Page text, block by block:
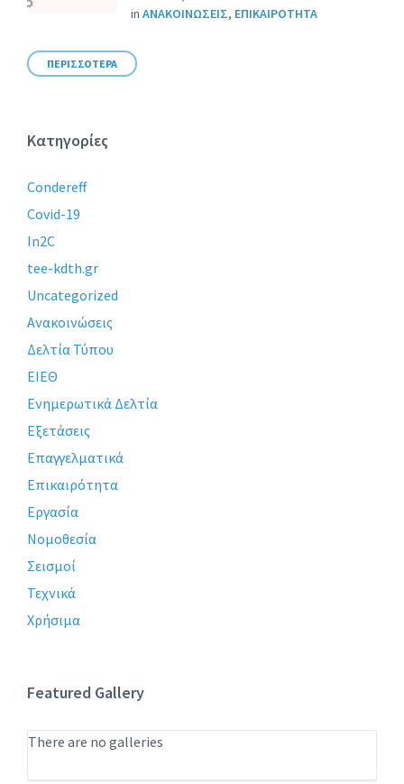
in ΑΝΑΚΟΙΝΩΣΕΙΣ, ΕΠΙΚΑΙΡΟΤΗΤΑ
ΠΕΡΙΣΣΟΤΕΡΑ
Κατηγορίες
Condereff
Covid-19
In2C
tee-kdth.gr
Uncategorized
Ανακοινώσεις
Δελτία Τύπου
ΕΙΕΘ
Ενημερωτικά Δελτία
Εξετάσεις
Επαγγελματικά
Επικαιρότητα
Εργασία
Νομοθεσία
Σεισμοί
Τεχνικά
Χρήσιμα
Featured Gallery
There are no galleries